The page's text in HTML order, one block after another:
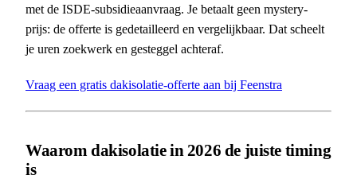
met de ISDE-subsidieaanvraag. Je betaalt geen mystery-
prijs: de offerte is gedetailleerd en vergelijkbaar. Dat scheelt
je uren zoekwerk en gesteggel achteraf.
Vraag een gratis dakisolatie-offerte aan bij Feenstra
Waarom dakisolatie in 2026 de juiste timing
is